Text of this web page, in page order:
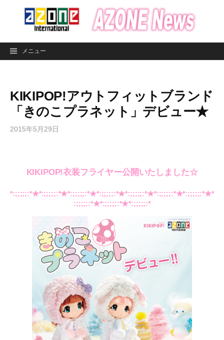
ン
メニュー
KIKIPOP!アウトフィットブランド
「きのこプラネット」デビュー★
2015年5月29日
KIKIPOP!衣装フライヤー公開いたしました☆
*:;;;;;:*★*:;;;;;:*★*:;;;;;:*★*:;;;;;:*★*:;;;;;:*★*:;;;;;:*★*:;;;;;:*★*
:;;;;;:*★*:;;;;;:*★*:;;;;;:*